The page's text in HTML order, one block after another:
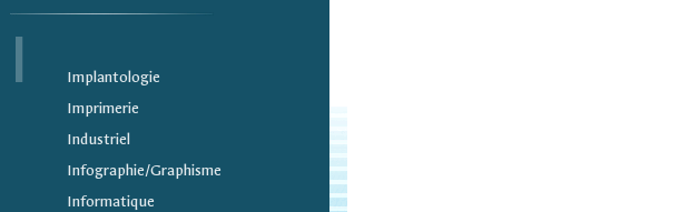
I
Implantologie
Imprimerie
Industriel
Infographie/Graphisme
Informatique